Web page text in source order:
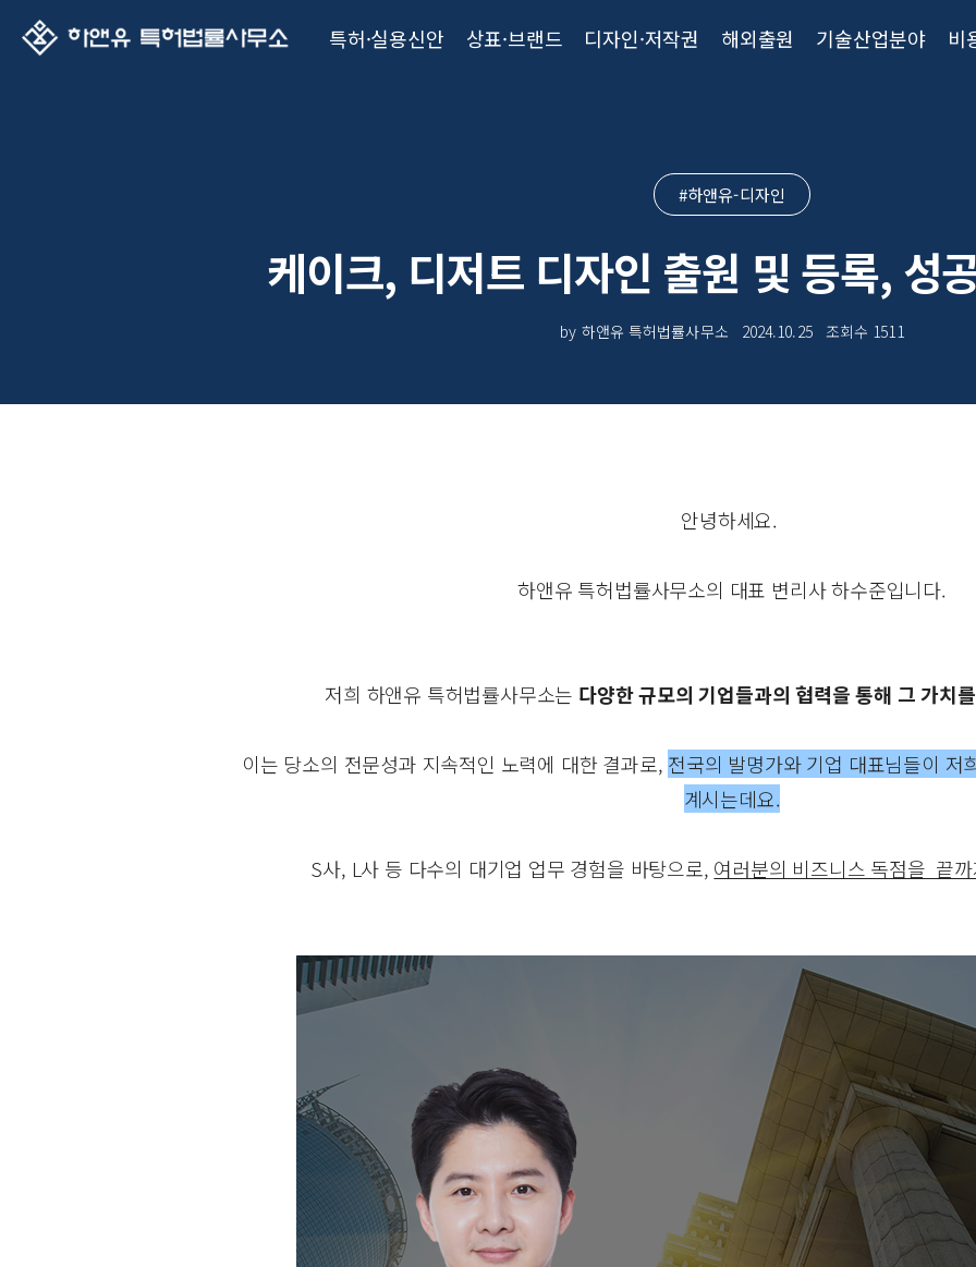
특허·실용신안 상표·브랜드 디자인·저작권 해외출원 기술산업분야 비
#하앤유-디자인
케이크, 디저트 디자인 출원 및 등록, 성
by 하앤유 특허법률사무소 2024.10.25 조회수 1511
안녕하세요.
하앤유 특허법률사무소의 대표 변리사 하수준입니다.
저희 하앤유 특허법률사무소는 다양한 규모의 기업들과의 협력을 통해 그 가치
이는 당소의 전문성과 지속적인 노력에 대한 결과로, 전국의 발명가와 기업 대표님들이 저
계시는데요.
S사, L사 등 다수의 대기업 업무 경험을 바탕으로, 여러분의 비즈니스 독점을 끝